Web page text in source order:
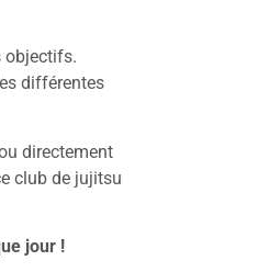
objectifs.
différentes
directement
club de jujitsu
jour !